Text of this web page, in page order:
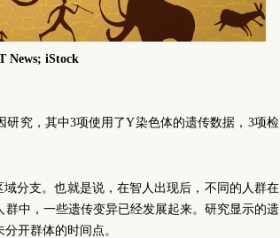
News; iStock
研究，其中3项使用了Y染色体的遗传数据，3项检
分支。也就是说，在智人出现后，不同的人群在
中，一些遗传变异已经发展起来。研究显示的遗
开群体的时间点。